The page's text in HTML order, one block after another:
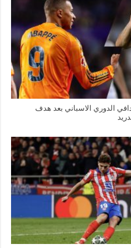
الدوري الاسباني بعد هدف